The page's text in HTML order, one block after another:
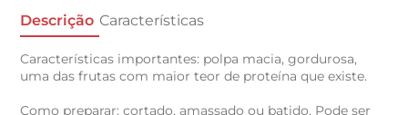
Descrição Características
Características importantes: polpa macia, gordurosa,
uma das frutas com maior teor de proteína que existe.
Como preparar: cortado, amassado ou batido. Pode ser